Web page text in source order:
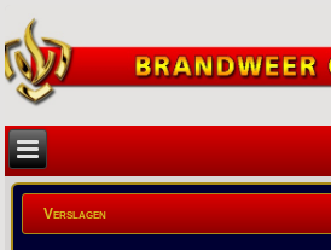
Verslagen